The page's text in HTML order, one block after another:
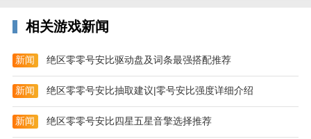
分类精准，能够根据系列名快速寻找需要的产品；
优惠同步，官网推出的各种优惠活动在此也能享受；
商品分享，点击分享按钮就能够把某款商品分享给别
人；
商品多样，adidas旗下每个系列的产品都能在此购买；
相关游戏新闻
新闻 绝区零零号安比驱动盘及词条最强搭配推荐
新闻 绝区零零号安比抽取建议|零号安比强度详细介绍
新闻 绝区零零号安比四星五星音擎选择推荐